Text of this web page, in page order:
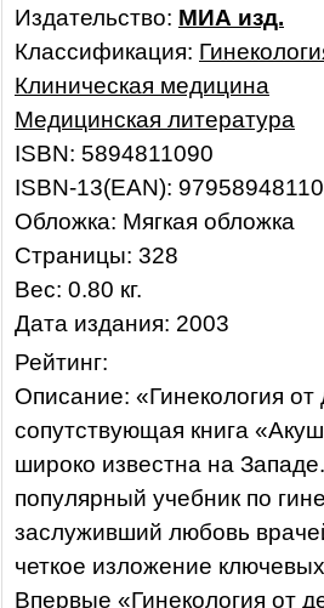
Издательство: МИА изд.
Классификация:
Клиническая медицина
Медицинская литература
ISBN: 5894811090
ISBN-13(EAN):
Обложка: Мягкая обложка
Страницы: 328
Вес: 0.80 кг.
Дата издания: 2003
Рейтинг:
Описание: «Гинекология от
сопутствующая книга
широко известна на
популярный учебник по
заслуживший любовь
четкое изложение
Впервые «Гинекология от